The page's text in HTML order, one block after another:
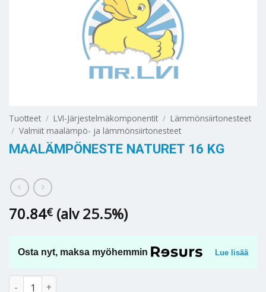
Tuotteet / LVI-Järjestelmäkomponentit / Lämmönsiirtonesteet
/ Valmiit maalämpö- ja lämmönsiirtonesteet
MAALÄMPÖNESTE NATURET 16 KG
70.84€ (alv 25.5%)
Osta nyt, maksa myöhemmin Lue lisää
Maalämpöneste Naturet 16 kg määrä